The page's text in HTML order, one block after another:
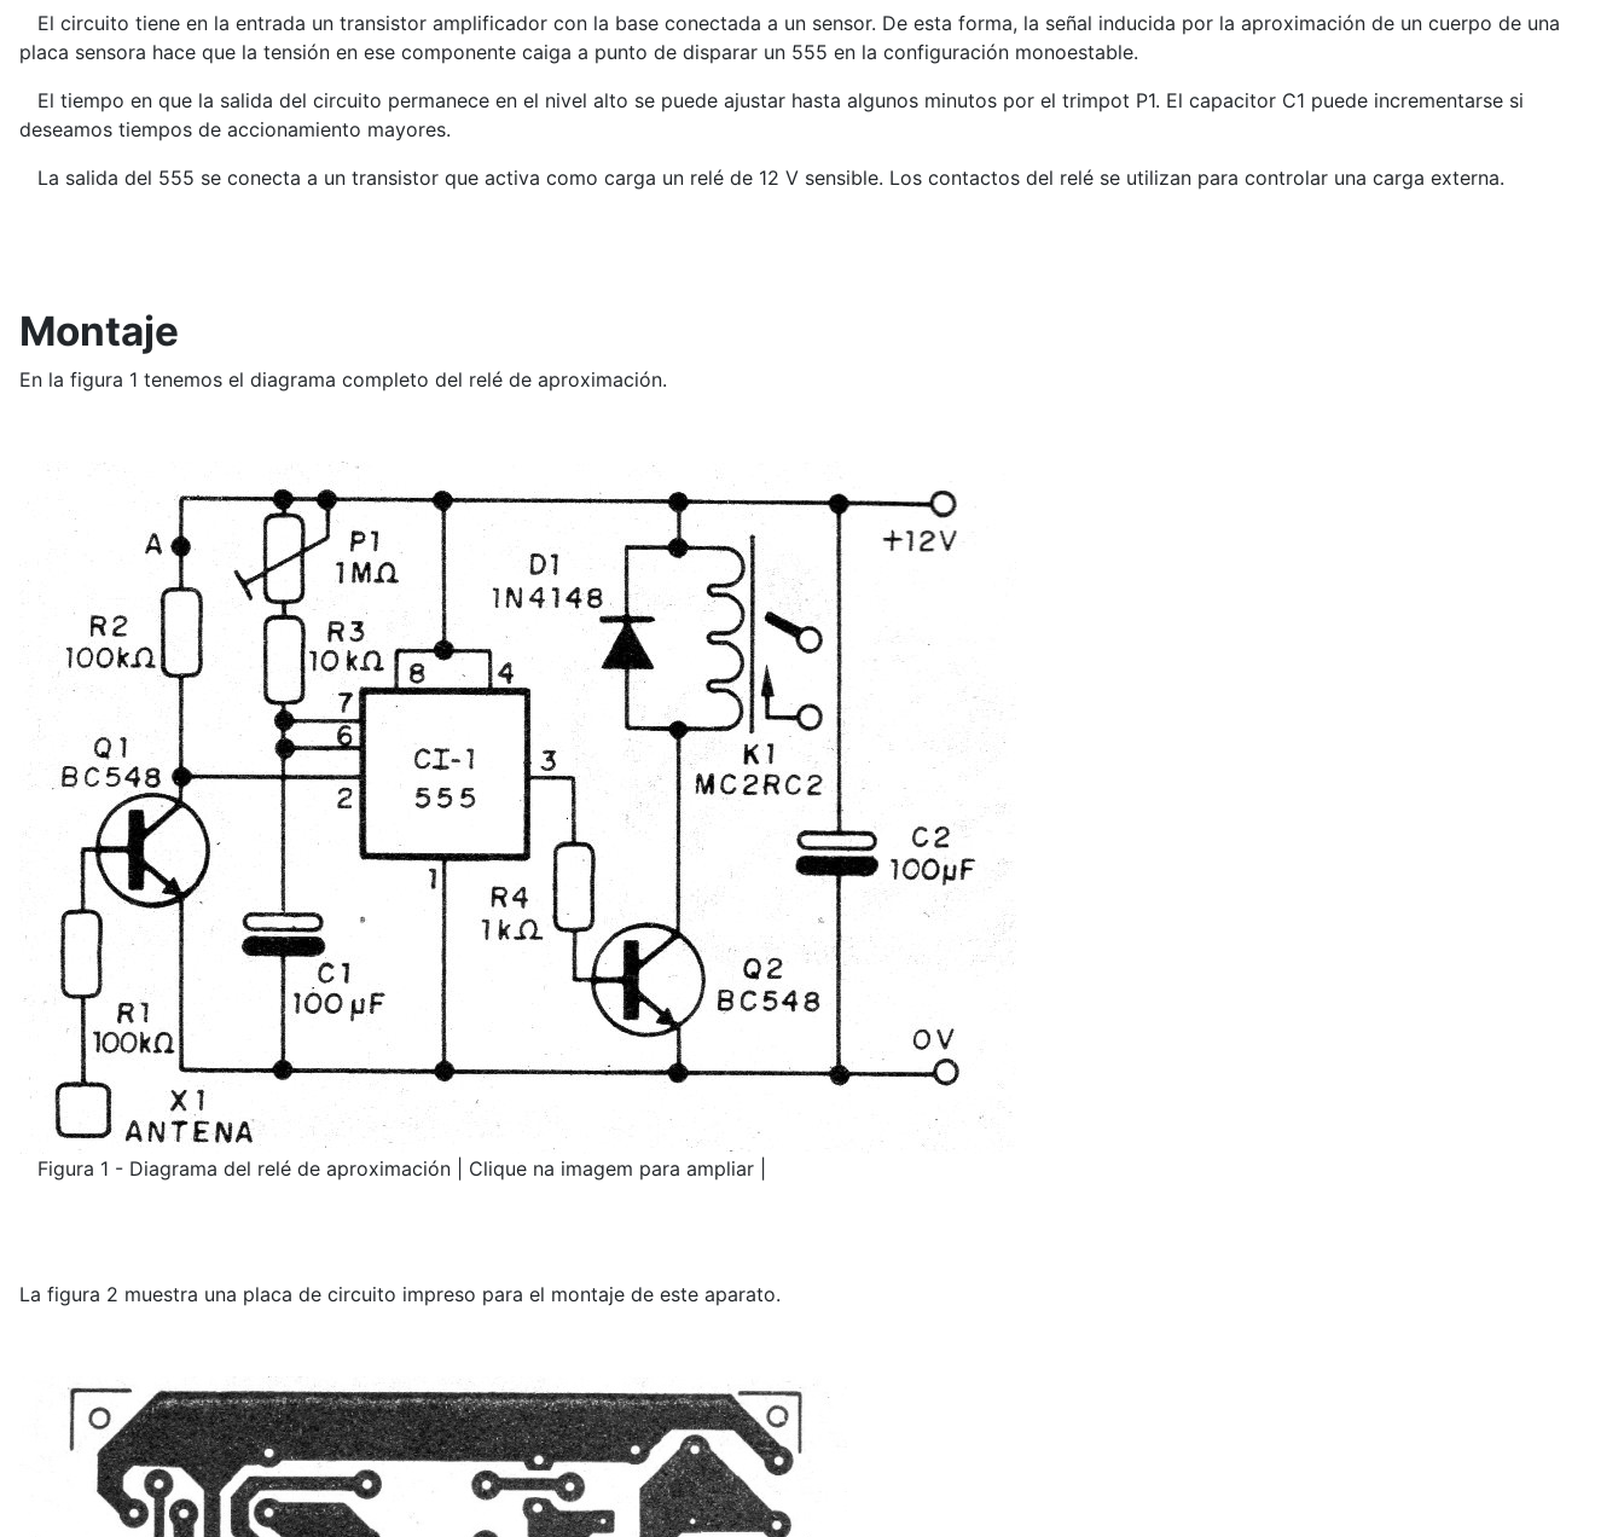
El circuito tiene en la entrada un transistor amplificador con la base conectada a un sensor. De esta forma, la señal inducida por la aproximación de un cuerpo de una
placa sensora hace que la tensión en ese componente caiga a punto de disparar un 555 en la configuración monoestable.
El tiempo en que la salida del circuito permanece en el nivel alto se puede ajustar hasta algunos minutos por el trimpot P1. El capacitor C1 puede incrementarse si
deseamos tiempos de accionamiento mayores.
La salida del 555 se conecta a un transistor que activa como carga un relé de 12 V sensible. Los contactos del relé se utilizan para controlar una carga externa.
Montaje
En la figura 1 tenemos el diagrama completo del relé de aproximación.
Figura 1 - Diagrama del relé de aproximación | Clique na imagem para ampliar |
La figura 2 muestra una placa de circuito impreso para el montaje de este aparato.